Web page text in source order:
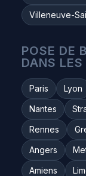
Villeneuve-
POSE DE
DANS
Paris Lyon
Nantes
Rennes
Angers
Amiens